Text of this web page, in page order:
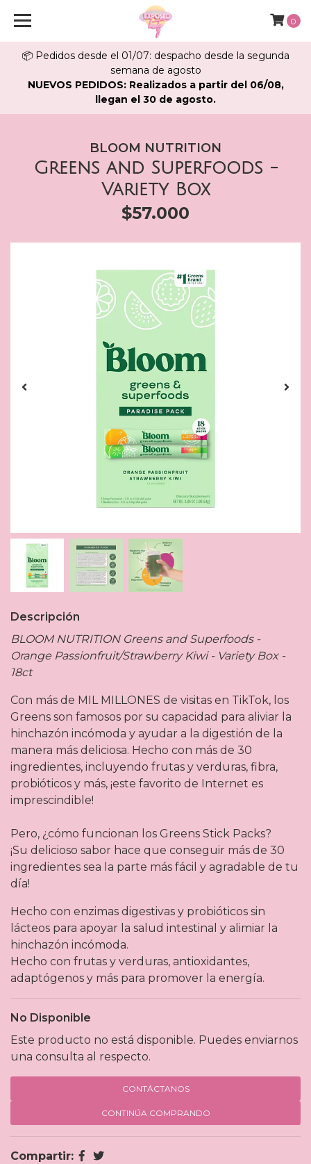
📦 Pedidos desde el 01/07: despacho desde la segunda
semana de agosto
NUEVOS PEDIDOS: Realizados a partir del 06/08,
llegan el 30 de agosto.
0
BLOOM NUTRITION
Greens and Superfoods -
Variety Box
$57.000
Descripción
BLOOM NUTRITION Greens and Superfoods -
Orange Passionfruit/Strawberry Kiwi - Variety Box -
18ct
Con más de MIL MILLONES de visitas en TikTok, los
Greens son famosos por su capacidad para aliviar la
hinchazón incómoda y ayudar a la digestión de la
manera más deliciosa. Hecho con más de 30
ingredientes, incluyendo frutas y verduras, fibra,
probióticos y más, ¡este favorito de Internet es
imprescindible!
Pero, ¿cómo funcionan los Greens Stick Packs?
¡Su delicioso sabor hace que conseguir más de 30
ingredientes sea la parte más fácil y agradable de tu
día!
Hecho con enzimas digestivas y probióticos sin
lácteos para apoyar la salud intestinal y alimiar la
hinchazón incómoda.
Hecho con frutas y verduras, antioxidantes,
adaptógenos y más para promover la energía.
No Disponible
Este producto no está disponible. Puedes enviarnos
una consulta al respecto.
CONTÁCTANOS
CONTINÚA COMPRANDO
Compartir: